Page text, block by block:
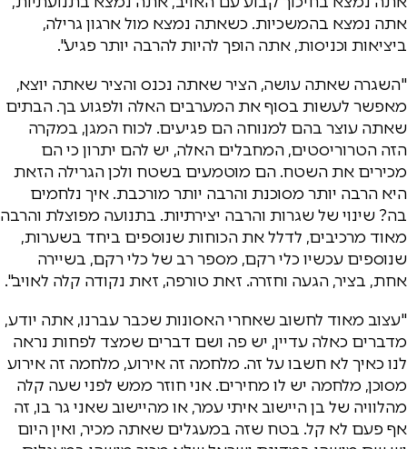
אתה נמצא בהמשכיות. כשאתה נמצא מול ארגון גרילה,
ביציאות וכניסות, אתה הופך להיות להרבה יותר פגיע".
"השגרה שאתה עושה, הציר שאתה נכנס והציר שאתה יוצא,
מאפשר לעשות בסוף את המערבים האלה ולפגוע בך. הבתים
שאתה עוצר בהם למנוחה הם פגיעים. לכוח המגן, במקרה
הזה הטרוריסטים, המחבלים האלה, יש להם יתרון כי הם
מכירים את השטח. הם מוטמעים בשטח ולכן הגרילה הזאת
היא הרבה יותר מסוכנת והרבה יותר מורכבת. איך נלחמים
בה? שינוי של שגרות והרבה יצירתיות. בתנועה מפוצלת והרבה
מאוד מרכיבים, לדלל את הכוחות שנוספים ביחד בשערות,
שנוספים עכשיו כלי רקם, מספר רב של כלי רקם, בשיירה
אחת, בציר, הגעה וחזרה. זאת טורפה, זאת נקודה קלה לאויב".
"עצוב מאוד לחשוב שאחרי האסונות שכבר עברנו, אתה יודע,
מדברים כאלה עדיין, יש פה ושם דברים שמצד לפחות נראה
לנו כאיך לא חשבו על זה. מלחמה זה אירוע, מלחמה זה אירוע
מסוכן, מלחמה יש לו מחירים. אני חוזר ממש לפני שעה קלה
מהלוויה של בן היישוב איתי עמר, או מהיישוב שאני גר בו, זה
אף פעם לא קל. בטח שזה במעגלים שאתה מכיר, ואין היום